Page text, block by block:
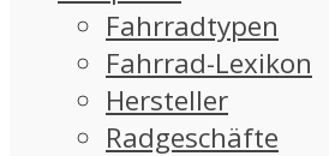
Fahrradtypen
Fahrrad-Lexikon
Hersteller
Radgeschäfte